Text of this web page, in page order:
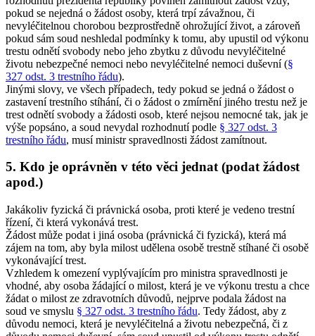
pokud se nejedná o žádost osoby, která trpí závažnou, či
nevyléčitelnou chorobou bezprostředně ohrožující život, a zároveň
pokud sám soud neshledal podmínky k tomu, aby upustil od výkonu
trestu odnětí svobody nebo jeho zbytku z důvodu nevyléčitelné
životu nebezpečné nemoci nebo nevyléčitelné nemoci duševní (§
327 odst. 3 trestního řádu).
Jinými slovy, ve všech případech, tedy pokud se jedná o žádost o
zastavení trestního stíhání, či o žádost o zmírnění jiného trestu než je
trest odnětí svobody a žádosti osob, které nejsou nemocné tak, jak je
výše popsáno, a soud nevydal rozhodnutí podle § 327 odst. 3
trestního řádu, musí ministr spravedlnosti žádost zamítnout.
5. Kdo je oprávněn v této věci jednat (podat žádost
apod.)
Jakákoliv fyzická či právnická osoba, proti které je vedeno trestní
řízení, či která vykonává trest.
Žádost může podat i jiná osoba (právnická či fyzická), která má
zájem na tom, aby byla milost udělena osobě trestně stíhané či osobě
vykonávající trest.
Vzhledem k omezení vyplývajícím pro ministra spravedlnosti je
vhodné, aby osoba žádající o milost, která je ve výkonu trestu a chce
žádat o milost ze zdravotních důvodů, nejprve podala žádost na
soud ve smyslu § 327 odst. 3 trestního řádu. Tedy žádost, aby z
důvodu nemoci, která je nevyléčitelná a životu nebezpečná, či z